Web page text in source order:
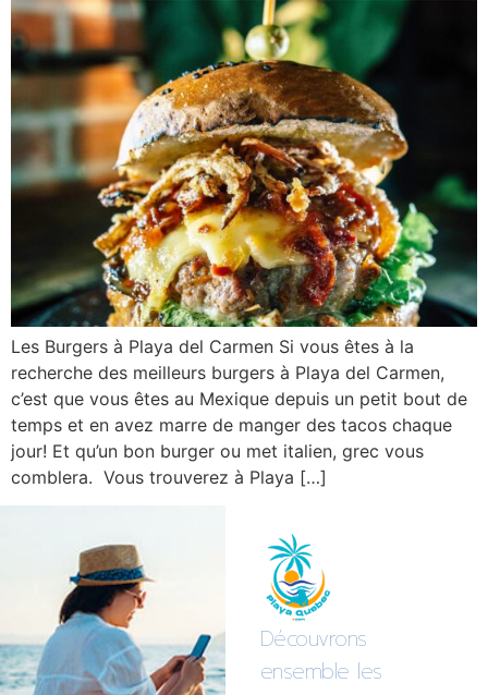
Les Burgers à Playa del Carmen Si vous êtes à la
recherche des meilleurs burgers à Playa del Carmen,
c’est que vous êtes au Mexique depuis un petit bout de
temps et en avez marre de manger des tacos chaque
jour! Et qu’un bon burger ou met italien, grec vous
comblera. Vous trouverez à Playa […]
Découvrons
ensemble les